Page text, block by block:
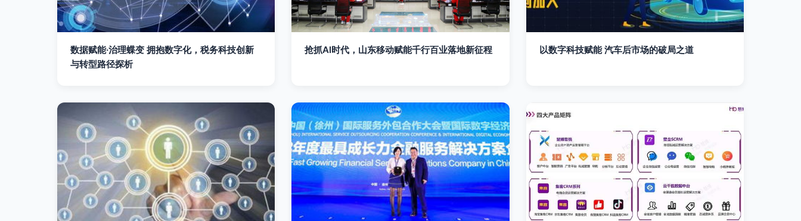
数据赋能·治理蝶变 拥抱数字化，税务科技创新
与转型路径探析
抢抓AI时代，山东移动赋能千行百业落地新征程 以数字科技赋能 汽车后市场的破局之道